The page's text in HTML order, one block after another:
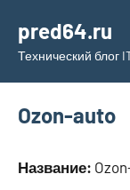
содержимому
pred64.ru
Технический блог
Ozon-auto
Название: